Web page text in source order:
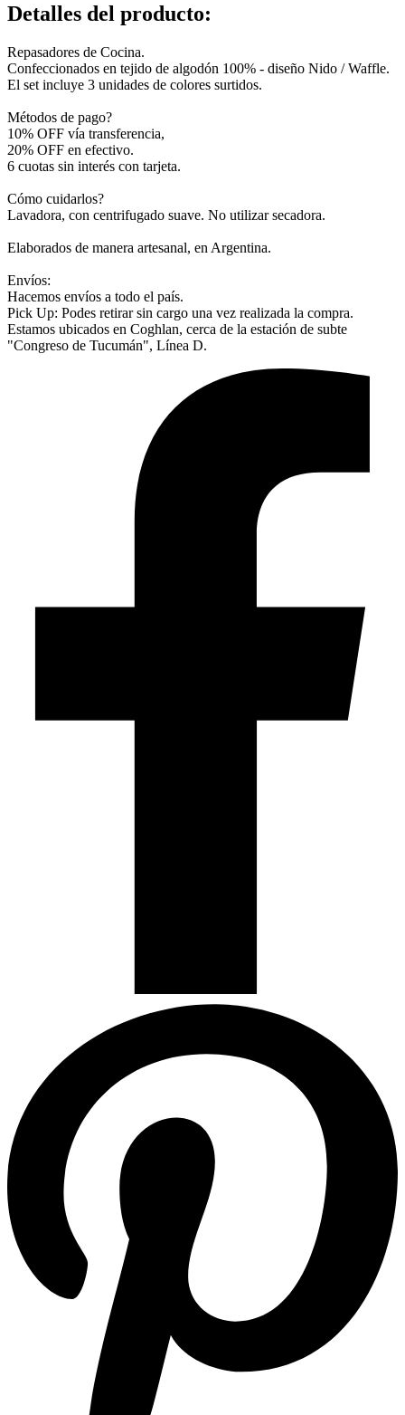
Detalles del producto:
Repasadores de Cocina.
Confeccionados en tejido de algodón 100% - diseño Nido / Waffle.
El set incluye 3 unidades de colores surtidos.
Métodos de pago?
10% OFF vía transferencia,
20% OFF en efectivo.
6 cuotas sin interés con tarjeta.
Cómo cuidarlos?
Lavadora, con centrifugado suave. No utilizar secadora.
Elaborados de manera artesanal, en Argentina.
Envíos:
Hacemos envíos a todo el país.
Pick Up: Podes retirar sin cargo una vez realizada la compra.
Estamos ubicados en Coghlan, cerca de la estación de subte
"Congreso de Tucumán", Línea D.